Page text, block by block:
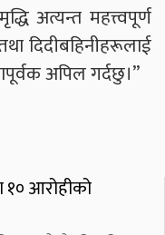
अत्यन्त महत्त्वपूर्ण
दिदीबहिनीहरूलाई
अपिल गर्दछु।”
१० आरोहीको